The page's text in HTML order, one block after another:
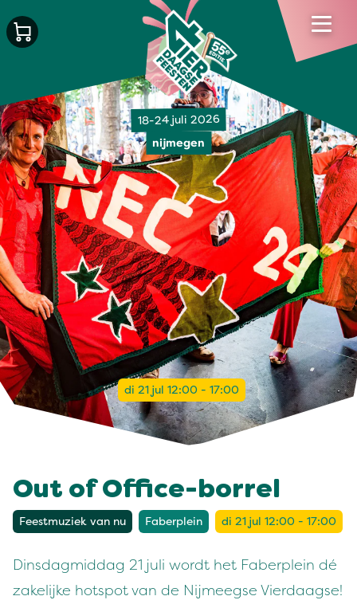
18-24 juli 2026
nijmegen
di 21 jul 12:00 - 17:00
Out of Office-borrel
Feestmuziek van nu Faberplein di 21 jul 12:00 - 17:00
Dinsdagmiddag 21 juli wordt het Faberplein dé
zakelijke hotspot van de Nijmeegse Vierdaagse!